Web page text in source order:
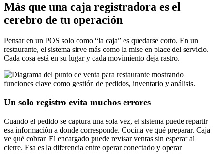
Más que una caja registradora es el
cerebro de tu operación
Pensar en un POS solo como “la caja” es quedarse corto. En un
restaurante, el sistema sirve más como la mise en place del servicio.
Cada cosa está en su lugar y cada movimiento deja rastro.
Un solo registro evita muchos errores
Cuando el pedido se captura una sola vez, el sistema puede repartir
esa información a donde corresponde. Cocina ve qué preparar. Caja
ve qué cobrar. El encargado puede revisar ventas sin esperar al
cierre. Esa es la diferencia entre operar conectado y operar